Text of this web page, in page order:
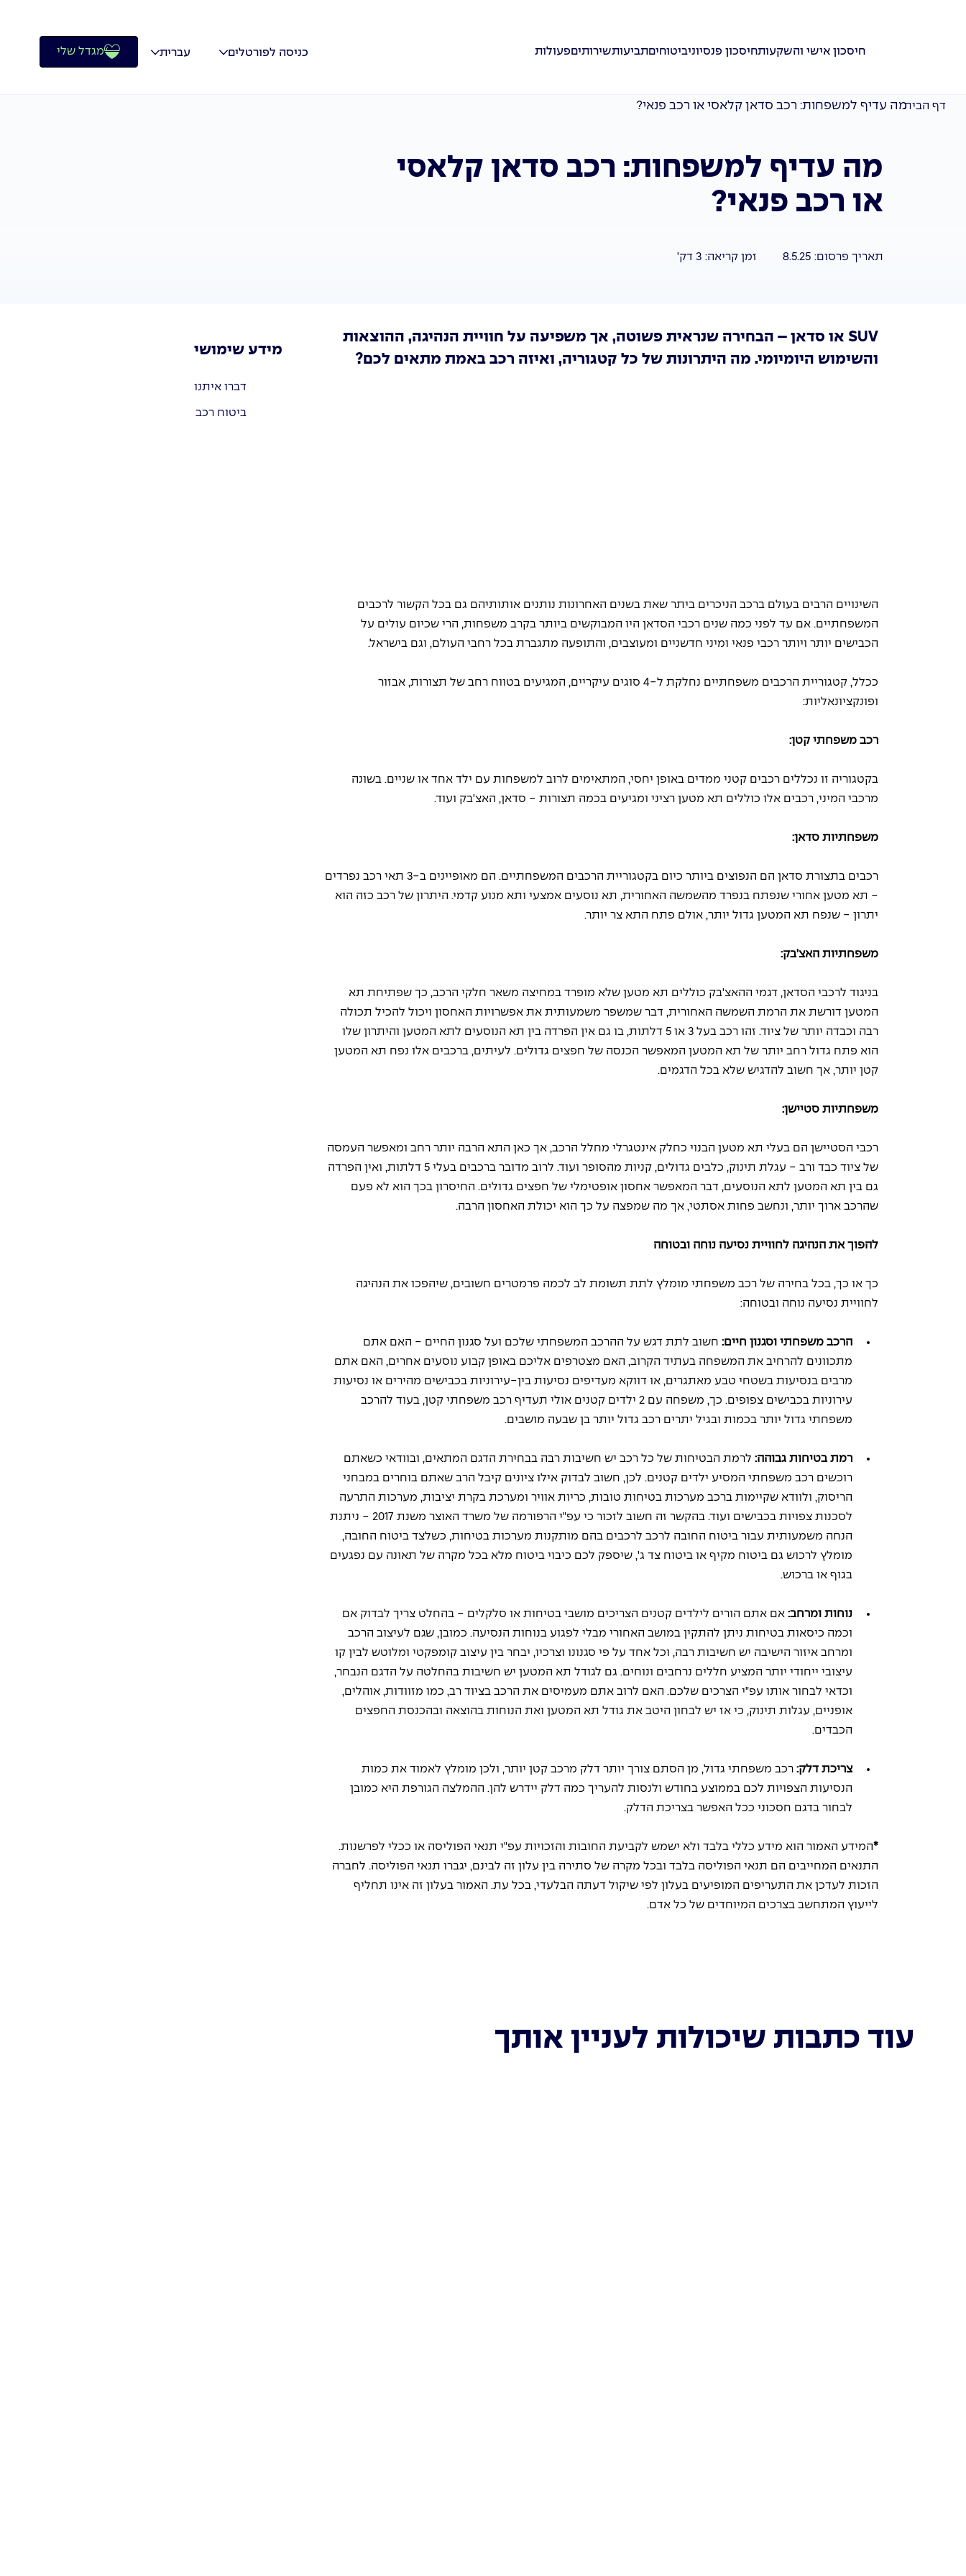
חיסכון אישי והשקעותחיסכון פנסיוניביטוחיםתביעותשירותיםפעולות כניסה לפורטלים עברית מגדל שלי
דף הביתמה עדיף למשפחות: רכב סדאן קלאסי או רכב פנאי?
מה עדיף למשפחות: רכב סדאן קלאסי
או רכב פנאי?
תאריך פרסום: 8.5.25 זמן קריאה: 3 דק'
SUV או סדאן – הבחירה שנראית פשוטה, אך משפיעה על חוויית הנהיגה, ההוצאות
והשימוש היומיומי. מה היתרונות של כל קטגוריה, ואיזה רכב באמת מתאים לכם?
השינויים הרבים בעולם ברכב הניכרים ביתר שאת בשנים האחרונות נותנים אותותיהם גם בכל הקשור לרכבים
המשפחתיים. אם עד לפני כמה שנים רכבי הסדאן היו המבוקשים ביותר בקרב משפחות, הרי שכיום עולים על
הכבישים יותר ויותר רכבי פנאי ומיני חדשניים ומעוצבים, והתופעה מתגברת בכל רחבי העולם, וגם בישראל.
ככלל, קטגוריית הרכבים משפחתיים נחלקת ל-4 סוגים עיקריים, המגיעים בטווח רחב של תצורות, אבזור
ופונקציונאליות:
רכב משפחתי קטן:
בקטגוריה זו נכללים רכבים קטני ממדים באופן יחסי, המתאימים לרוב למשפחות עם ילד אחד או שניים. בשונה
מרכבי המיני, רכבים אלו כוללים תא מטען רציני ומגיעים בכמה תצורות - סדאן, האצ'בק ועוד.
משפחתיות סדאן:
רכבים בתצורת סדאן הם הנפוצים ביותר כיום בקטגוריית הרכבים המשפחתיים. הם מאופיינים ב-3 תאי רכב נפרדים
- תא מטען אחורי שנפתח בנפרד מהשמשה האחורית, תא נוסעים אמצעי ותא מנוע קדמי. היתרון של רכב כזה הוא
יתרון - שנפח תא המטען גדול יותר, אולם פתח התא צר יותר.
משפחתיות האצ'בק:
בניגוד לרכבי הסדאן, דגמי ההאצ'בק כוללים תא מטען שלא מופרד במחיצה משאר חלקי הרכב, כך שפתיחת תא
המטען דורשת את הרמת השמשה האחורית, דבר שמשפר משמעותית את אפשרויות האחסון ויכול להכיל תכולה
רבה וכבדה יותר של ציוד. זהו רכב בעל 3 או 5 דלתות, בו גם אין הפרדה בין תא הנוסעים לתא המטען והיתרון שלו
הוא פתח גדול רחב יותר של תא המטען המאפשר הכנסה של חפצים גדולים. לעיתים, ברכבים אלו נפח תא המטען
קטן יותר, אך חשוב להדגיש שלא בכל הדגמים.
משפחתיות סטיישן:
רכבי הסטיישן הם בעלי תא מטען הבנוי כחלק אינטגרלי מחלל הרכב, אך כאן התא הרבה יותר רחב ומאפשר העמסה
של ציוד כבד ורב - עגלת תינוק, כלבים גדולים, קניות מהסופר ועוד. לרוב מדובר ברכבים בעלי 5 דלתות, ואין הפרדה
גם בין תא המטען לתא הנוסעים, דבר המאפשר אחסון אופטימלי של חפצים גדולים. החיסרון בכך הוא לא פעם
שהרכב ארוך יותר, ונחשב פחות אסתטי, אך מה שמפצה על כך הוא יכולת האחסון הרבה.
להפוך את הנהיגה לחוויית נסיעה נוחה ובטוחה
כך או כך, בכל בחירה של רכב משפחתי מומלץ לתת תשומת לב לכמה פרמטרים חשובים, שיהפכו את הנהיגה
לחוויית נסיעה נוחה ובטוחה:
הרכב משפחתי וסגנון חיים: חשוב לתת דגש על ההרכב המשפחתי שלכם ועל סגנון החיים - האם אתם
מתכוונים להרחיב את המשפחה בעתיד הקרוב, האם מצטרפים אליכם באופן קבוע נוסעים אחרים, האם אתם
מרבים בנסיעות בשטחי טבע מאתגרים, או דווקא מעדיפים נסיעות בין-עירוניות בכבישים מהירים או נסיעות
עירוניות בכבישים צפופים. כך, משפחה עם 2 ילדים קטנים אולי תעדיף רכב משפחתי קטן, בעוד להרכב
משפחתי גדול יותר בכמות ובגיל יתרים רכב גדול יותר בן שבעה מושבים.
רמת בטיחות גבוהה: לרמת הבטיחות של כל רכב יש חשיבות רבה בבחירת הדגם המתאים, ובוודאי כשאתם
רוכשים רכב משפחתי המסיע ילדים קטנים. לכן, חשוב לבדוק אילו ציונים קיבל הרב שאתם בוחרים במבחני
הריסוק, ולוודא שקיימות ברכב מערכות בטיחות טובות, כריות אוויר ומערכת בקרת יציבות, מערכות התרעה
לסכנות צפויות בכבישים ועוד. בהקשר זה חשוב לזכור כי עפ"י הרפורמה של משרד האוצר משנת 2017 - ניתנת
הנחה משמעותית עבור ביטוח החובה לרכב לרכבים בהם מותקנות מערכות בטיחות, כשלצד ביטוח החובה,
מומלץ לרכוש גם ביטוח מקיף או ביטוח צד ג', שיספק לכם כיבוי ביטוח מלא בכל מקרה של תאונה עם נפגעים
בגוף או ברכוש.
נוחות ומרחב: אם אתם הורים לילדים קטנים הצריכים מושבי בטיחות או סלקלים - בהחלט צריך לבדוק אם
וכמה כיסאות בטיחות ניתן להתקין במושב האחורי מבלי לפגוע בנוחות הנסיעה. כמובן, שגם לעיצוב הרכב
ומרחב איזור הישיבה יש חשיבות רבה, וכל אחד על פי סגנונו וצרכיו, יבחר בין עיצוב קומפקטי ומלוטש לבין קו
עיצובי ייחודי יותר המציע חללים נרחבים ונוחים. גם לגודל תא המטען יש חשיבות בהחלטה על הדגם הנבחר,
וכדאי לבחור אותו עפ"י הצרכים שלכם. האם לרוב אתם מעמיסים את הרכב בציוד רב, כמו מזוודות, אוהלים,
אופניים, עגלות תינוק, כי אז יש לבחון היטב את גודל תא המטען ואת הנוחות בהוצאה ובהכנסת החפצים
הכבדים.
צריכת דלק: רכב משפחתי גדול, מן הסתם צורך יותר דלק מרכב קטן יותר, ולכן מומלץ לאמוד את כמות
הנסיעות הצפויות לכם בממוצע בחודש ולנסות להעריך כמה דלק יידרש להן. ההמלצה הגורפת היא כמובן
לבחור בדגם חסכוני ככל האפשר בצריכת הדלק.
*המידע האמור הוא מידע כללי בלבד ולא ישמש לקביעת החובות והזכויות עפ"י תנאי הפוליסה או ככלי לפרשנות.
התנאים המחייבים הם תנאי הפוליסה בלבד ובכל מקרה של סתירה בין עלון זה לבינם, יגברו תנאי הפוליסה. לחברה
הזכות לעדכן את התעריפים המופיעים בעלון לפי שיקול דעתה הבלעדי, בכל עת. האמור בעלון זה אינו תחליף
לייעוץ המתחשב בצרכים המיוחדים של כל אדם.
מידע שימושי
דברו איתנו
ביטוח רכב
עוד כתבות שיכולות לעניין אותך